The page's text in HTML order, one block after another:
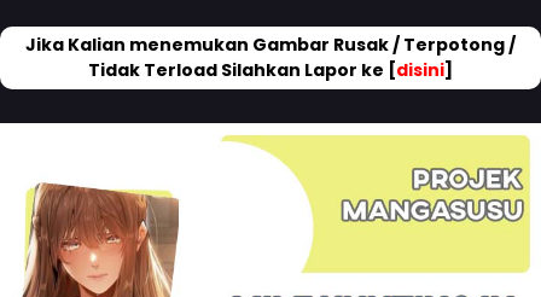
Jika Kalian menemukan Gambar Rusak / Terpotong /
Tidak Terload Silahkan Lapor ke [disini]